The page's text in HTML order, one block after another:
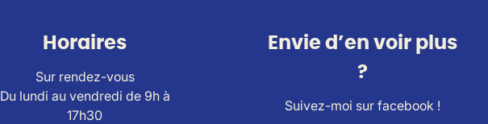
Horaires
Sur rendez-vous
Du lundi au vendredi de 9h à
17h30
Envie d’en voir plus
?
Suivez-moi sur facebook !